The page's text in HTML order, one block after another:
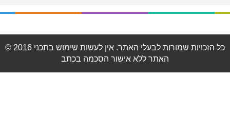
© 2016 כל הזכויות שמורות לבעלי האתר. אין לעשות שימוש בתכני
האתר ללא אישור הסכמה בכתב